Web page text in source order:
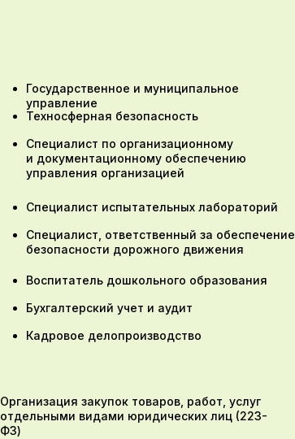
Государственное и муниципальное
управление
Техносферная безопасность
Специалист по организационному
и документационному обеспечению
управления организацией
Специалист испытательных лабораторий
Специалист, ответственный за обеспечение
безопасности дорожного движения
Воспитатель дошкольного образования
Бухгалтерский учет и аудит
Кадровое делопроизводство
Организация закупок товаров, работ, услуг
отдельными видами юридических лиц (223-
ФЗ)